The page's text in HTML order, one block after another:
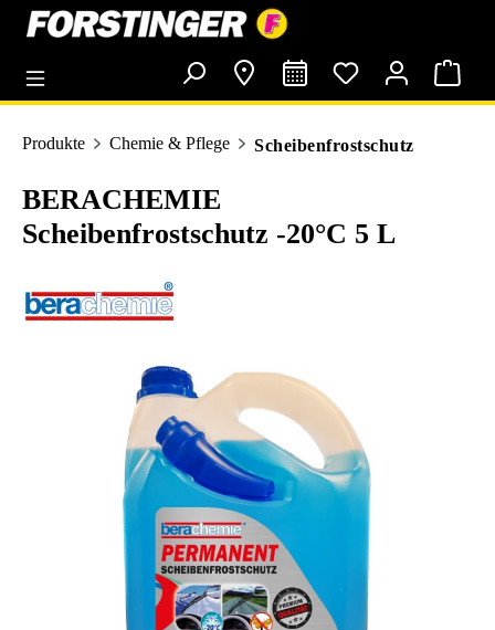
springen
Produkte Chemie & Pflege Scheibenfrostschutz
BERACHEMIE
Scheibenfrostschutz -20°C 5 L
Bildergalerie überspringen